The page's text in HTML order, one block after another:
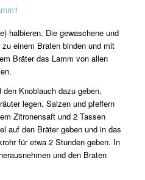
halbieren. Die gewaschene und
einem Braten binden und mit
Bräter das Lamm von allen
Knoblauch dazu geben.
legen. Salzen und pfeffern
Zitronensaft und 2 Tassen
auf den Bräter geben und in das
für etwa 2 Stunden geben. In
und den Braten